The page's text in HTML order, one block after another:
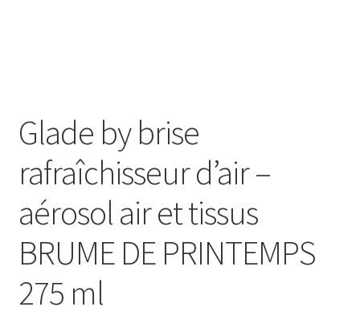
Glade by brise
rafraîchisseur d’air –
aérosol air et tissus
BRUME DE PRINTEMPS
275 ml